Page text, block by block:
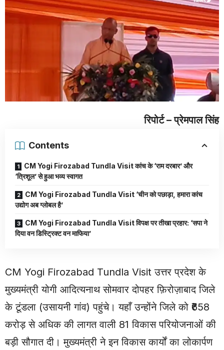
रिपोर्ट – प्रेमपाल सिंह
Contents
CM Yogi Firozabad Tundla Visit कांच के ‘राम दरबार’ और
‘त्रिशूल’ से हुआ भव्य स्वागत
CM Yogi Firozabad Tundla Visit ‘चीन को पछाड़ा, हमारा कांच
उद्योग अब ग्लोबल है’
CM Yogi Firozabad Tundla Visit विपक्ष पर तीखा प्रहार: ‘सपा ने
दिया वन डिस्ट्रिक्ट वन माफिया’
CM Yogi Firozabad Tundla Visit उत्तर प्रदेश के
मुख्यमंत्री योगी आदित्यनाथ सोमवार दोपहर फ़िरोज़ाबाद जिले
के टूंडला (उसायनी गांव) पहुंचे। यहाँ उन्होंने जिले को ₹658
करोड़ से अधिक की लागत वाली 81 विकास परियोजनाओं की
बड़ी सौगात दी। मुख्यमंत्री ने इन विकास कार्यों का लोकार्पण